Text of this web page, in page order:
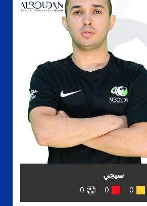
سيجي
0
0
0